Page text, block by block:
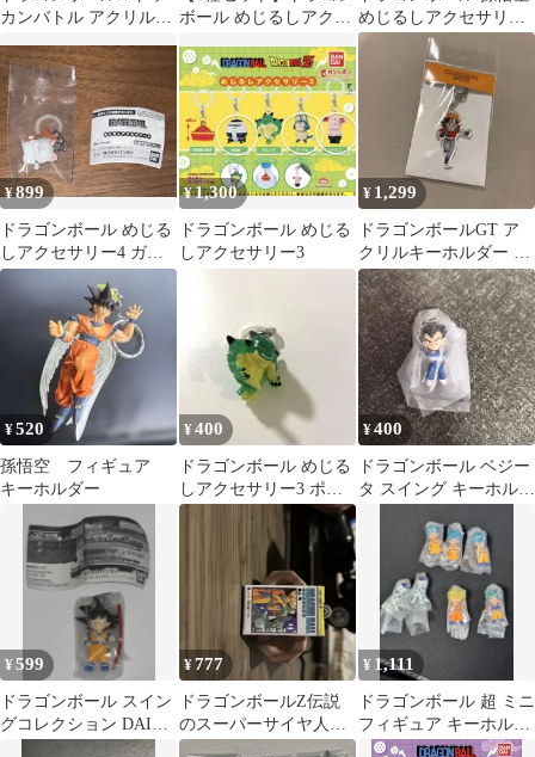
カンバトル アクリルキ ボール めじるしアクセ めじるしアクセサリー
アンブレラマーカー
¥899
ドラゴンボール めじる
しアクセサリー4 ガチ
ャ カリン
¥1,300
ドラゴンボール めじる
しアクセサリー3
¥ 1,299
ドラゴンボールGT ア
クリルキーホルダー パ
ン
¥520
孫悟空 フィギュア
キーホルダー
¥400
ドラゴンボール めじる
しアクセサリー3 ポル
ンガ
¥400
ドラゴンボール ベジー
タ スイング キーホルダ
¥599
ドラゴンボール スイン
グコレクション DAIMA
ガチャ バンダイ キ
¥777
ドラゴンボールZ伝説
のスーパーサイヤ人鳥
山明グッズ
¥ 1,111
ドラゴンボール 超 ミニ
フィギュア キーホルダ
ー 7点セット